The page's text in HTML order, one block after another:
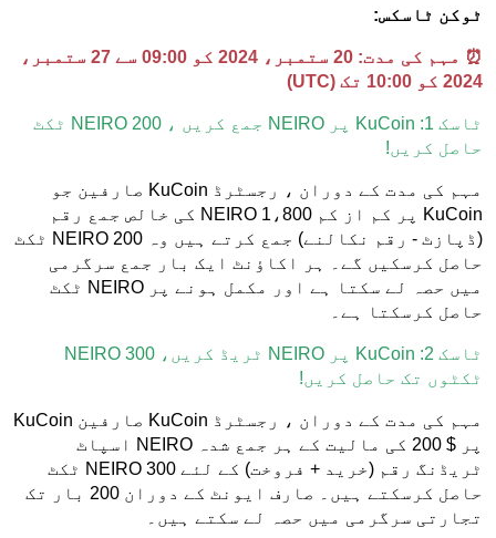
ٹوکن ٹاسکس:
⏰ مہم کی مدت: 20 ستمبر، 2024 کو 09:00 سے 27 ستمبر،
2024 کو 10:00 تک (UTC)
ٹاسک 1: KuCoin پر NEIRO جمع کریں ، 200 NEIRO ٹکٹ
حاصل کریں!
مہم کی مدت کے دوران ، رجسٹرڈ KuCoin صارفین جو
KuCoin پر کم از کم 1،800 NEIRO کی خالص جمع رقم
(ڈپازٹ - رقم نکالنے) جمع کرتے ہیں وہ 200 NEIRO ٹکٹ
حاصل کرسکیں گے۔ ہر اکاؤنٹ ایک بار جمع سرگرمی
میں حصہ لے سکتا ہے اور مکمل ہونے پر NEIRO ٹکٹ
حاصل کرسکتا ہے۔
ٹاسک 2: KuCoin پر NEIRO ٹریڈ کریں، 300 NEIRO
ٹکٹوں تک حاصل کریں!
مہم کی مدت کے دوران ، رجسٹرڈ KuCoin صارفین KuCoin
پر $ 200 کی مالیت کے ہر جمع شدہ NEIRO اسپاٹ
ٹریڈنگ رقم (خرید + فروخت) کے لئے 300 NEIRO ٹکٹ
حاصل کرسکتے ہیں۔ صارف ایونٹ کے دوران 200 بار تک
تجارتی سرگرمی میں حصہ لے سکتے ہیں۔